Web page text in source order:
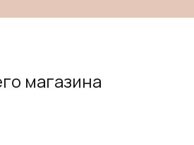
магазина